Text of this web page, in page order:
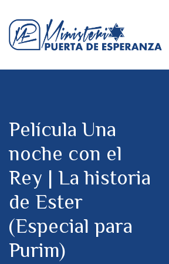
Película Una
noche con el
Rey | La historia
de Ester
(Especial para
Purim)
MPE TV
DONACIONES
PARTICIPA
REUNIONES &
CONTACTOS